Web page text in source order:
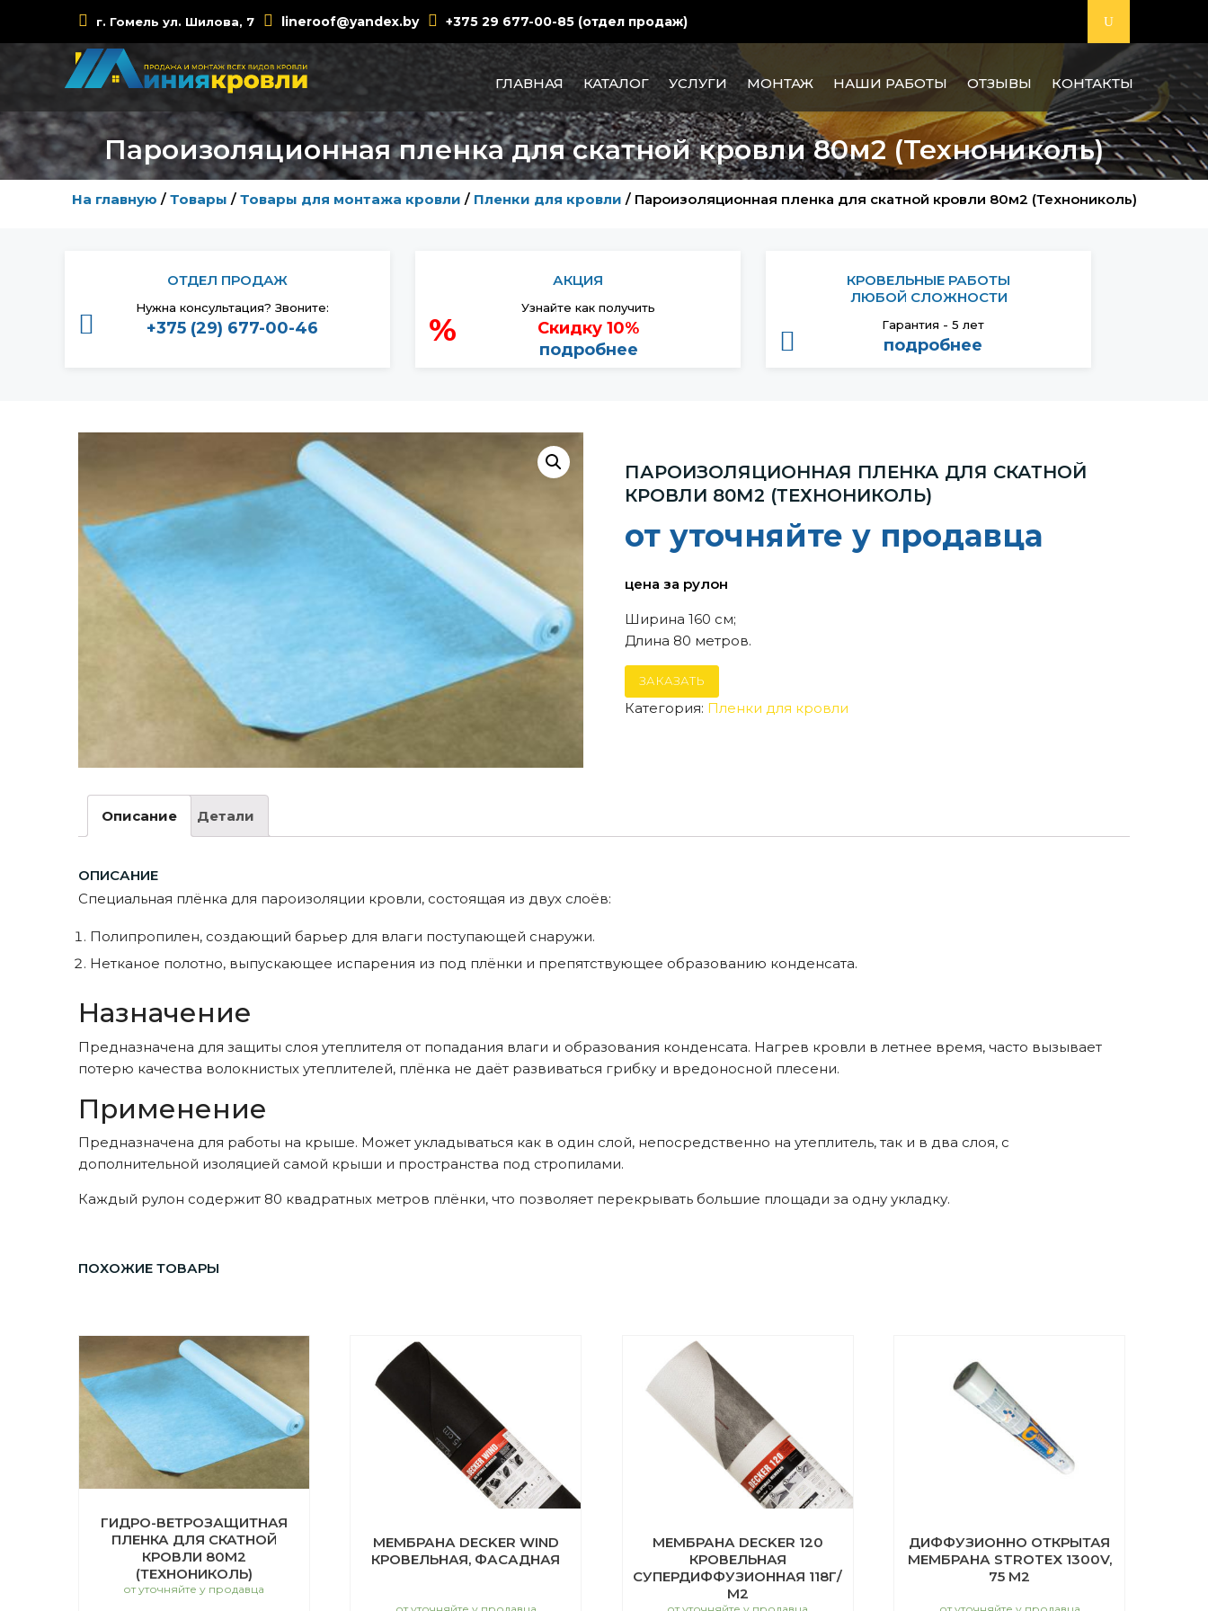
г. Гомель ул. Шилова, 7 lineroof@yandex.by +375 29 677-00-85 (отдел продаж)
ГЛАВНАЯ КАТАЛОГ УСЛУГИ МОНТАЖ НАШИ РАБОТЫ ОТЗЫВЫ КОНТАКТЫ
Пароизоляционная пленка для скатной кровли 80м2 (Технониколь)
На главную / Товары / Товары для монтажа кровли / Пленки для кровли / Пароизоляционная пленка для скатной кровли 80м2 (Технониколь)
ОТДЕЛ ПРОДАЖ
Нужна консультация? Звоните:
+375 (29) 677-00-46
АКЦИЯ
%
Узнайте как получить
Скидку 10%
подробнее
КРОВЕЛЬНЫЕ РАБОТЫ
ЛЮБОЙ СЛОЖНОСТИ
Гарантия - 5 лет
подробнее
ПАРОИЗОЛЯЦИОННАЯ ПЛЕНКА ДЛЯ СКАТНОЙ
КРОВЛИ 80М2 (ТЕХНОНИКОЛЬ)
от уточняйте у продавца
цена за рулон
Ширина 160 см;
Длина 80 метров.
ЗАКАЗАТЬ
Категория: Пленки для кровли
Описание Детали
ОПИСАНИЕ
Специальная плёнка для пароизоляции кровли, состоящая из двух слоёв:
Полипропилен, создающий барьер для влаги поступающей снаружи.
Нетканое полотно, выпускающее испарения из под плёнки и препятствующее образованию конденсата.
Назначение
Предназначена для защиты слоя утеплителя от попадания влаги и образования конденсата. Нагрев кровли в летнее время, часто вызывает
потерю качества волокнистых утеплителей, плёнка не даёт развиваться грибку и вредоносной плесени.
Применение
Предназначена для работы на крыше. Может укладываться как в один слой, непосредственно на утеплитель, так и в два слоя, с
дополнительной изоляцией самой крыши и пространства под стропилами.
Каждый рулон содержит 80 квадратных метров плёнки, что позволяет перекрывать большие площади за одну укладку.
ПОХОЖИЕ ТОВАРЫ
ГИДРО-ВЕТРОЗАЩИТНАЯ
ПЛЕНКА ДЛЯ СКАТНОЙ
КРОВЛИ 80М2
(ТЕХНОНИКОЛЬ)
от уточняйте у продавца
МЕМБРАНА DECKER WIND
КРОВЕЛЬНАЯ, ФАСАДНАЯ
МЕМБРАНА DECKER 120
КРОВЕЛЬНАЯ
СУПЕРДИФФУЗИОННАЯ 118Г/
М2
ДИФФУЗИОННО ОТКРЫТАЯ
МЕМБРАНА STROTEX 1300V,
75 М2